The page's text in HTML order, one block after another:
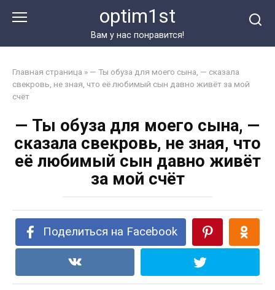
optim1st
Вам у нас понравится!
Главная страница » — Ты обуза для моего сына, — сказала
свекровь, не зная, что её любимый сын давно живёт за мой
счёт
— Ты обуза для моего сына, —
сказала свекровь, не зная, что
её любимый сын давно живёт
за мой счёт
Поделиться на Facebook